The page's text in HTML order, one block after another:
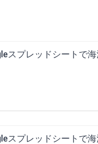
スプレッドシートで
スプレッドシートで